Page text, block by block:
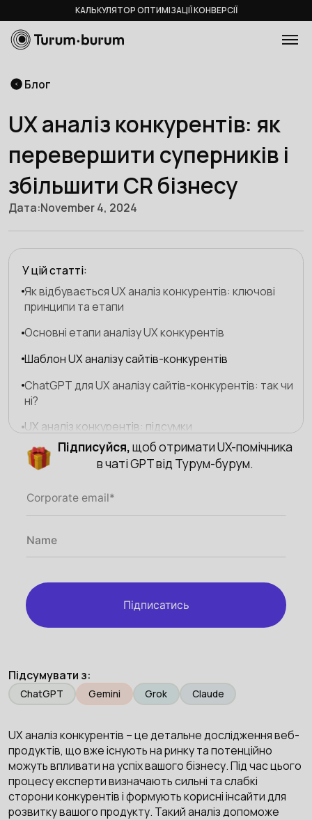
КАЛЬКУЛЯТОР ОПТИМІЗАЦІЇ КОНВЕРСІЇ
Блог
UX аналіз конкурентів: як
перевершити суперників і
збільшити CR бізнесу
Дата:November 4, 2024
Підсумувати з:
ChatGPT Gemini Grok Claude
UX аналіз конкурентів – це детальне дослідження веб-
продуктів, що вже існують на ринку та потенційно
можуть впливати на успіх вашого бізнесу. Під час цього
процесу експерти визначають сильні та слабкі
сторони конкурентів і формують корисні інсайти для
розвитку вашого продукту. Такий аналіз допоможе
У цій статті:
Як відбувається UX аналіз конкурентів: ключові
принципи та етапи
Основні етапи аналізу UX конкурентів
Шаблон UX аналізу сайтів-конкурентів
ChatGPT для UX аналізу сайтів-конкурентів: так чи
ні?
UX аналіз конкурентів: підсумки
Підписуйся,щоб отримати UX-помічника
в чаті GPT від Турум-бурум.
Підписатись